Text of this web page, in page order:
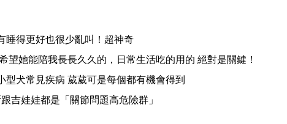
睡得更好也很少亂叫！超神奇
望她能陪我長長久久的， 日常生活吃的用的 絕對是關鍵！
型犬常見疾病 葳葳可是每個都有機會得到
吉娃娃都是「關節問題高危險群」